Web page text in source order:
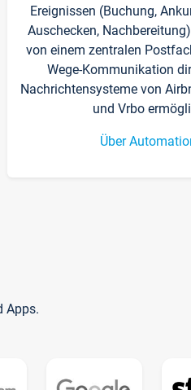
Ereignissen (Buchung,
Auschecken,
von einem zentralen
Wege-Kommunikation
Nachrichtensysteme von
und Vrbo
Über
Apps.